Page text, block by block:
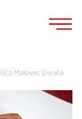
Malovec Divača